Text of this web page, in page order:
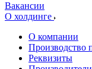
Вакансии
О холдинге
О компании
Реквизиты